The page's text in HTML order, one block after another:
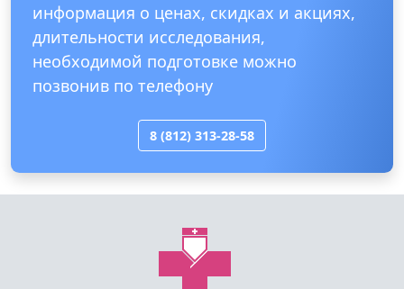
информация о ценах, скидках и акциях,
длительности исследования,
необходимой подготовке можно
позвонив по телефону
8 (812) 313-28-58